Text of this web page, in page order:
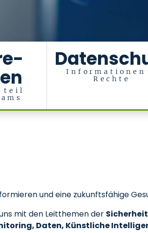
teil
Informationen
Rechte
und eine zukunftsfähige
mit den Leitthemen der
Daten, Künstliche